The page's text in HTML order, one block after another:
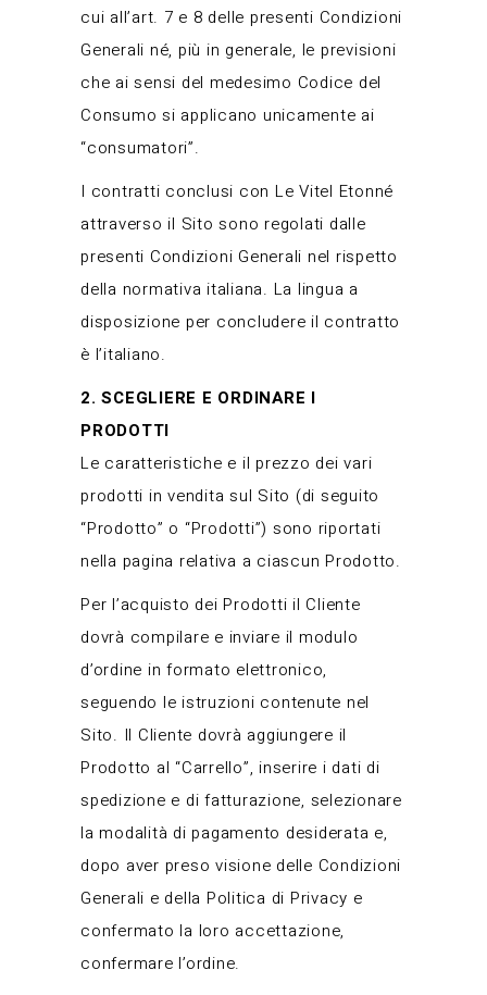
cui all’art. 7 e 8 delle presenti Condizioni
Generali né, più in generale, le previsioni
che ai sensi del medesimo Codice del
Consumo si applicano unicamente ai
“consumatori”.
I contratti conclusi con Le Vitel Etonné
attraverso il Sito sono regolati dalle
presenti Condizioni Generali nel rispetto
della normativa italiana. La lingua a
disposizione per concludere il contratto
è l’italiano.
2. SCEGLIERE E ORDINARE I
PRODOTTI
Le caratteristiche e il prezzo dei vari
prodotti in vendita sul Sito (di seguito
“Prodotto” o “Prodotti”) sono riportati
nella pagina relativa a ciascun Prodotto.
Per l’acquisto dei Prodotti il Cliente
dovrà compilare e inviare il modulo
d’ordine in formato elettronico,
seguendo le istruzioni contenute nel
Sito. Il Cliente dovrà aggiungere il
Prodotto al “Carrello”, inserire i dati di
spedizione e di fatturazione, selezionare
la modalità di pagamento desiderata e,
dopo aver preso visione delle Condizioni
Generali e della Politica di Privacy e
confermato la loro accettazione,
confermare l’ordine.